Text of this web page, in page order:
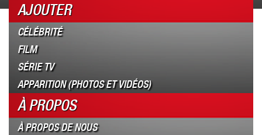
AJOUTER
CÉLÉBRITÉ
FILM
SÉRIE TV
APPARITION (PHOTOS ET VIDÉOS)
À PROPOS
À PROPOS DE NOUS